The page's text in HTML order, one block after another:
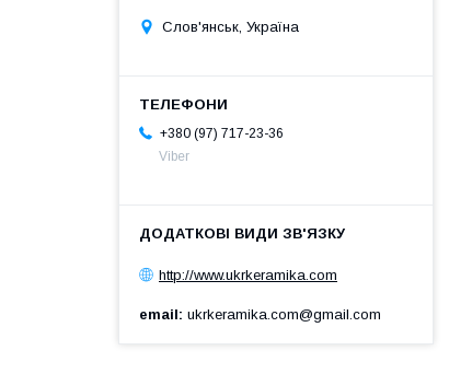
Слов'янськ, Україна
+380 (97) 717-23-36
Viber
http://www.ukrkeramika.com
email ukrkeramika.com@gmail.com